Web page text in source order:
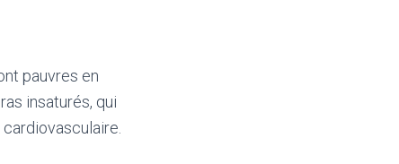
pauvres en
insaturés, qui